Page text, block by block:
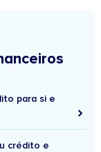
para si e
crédito e